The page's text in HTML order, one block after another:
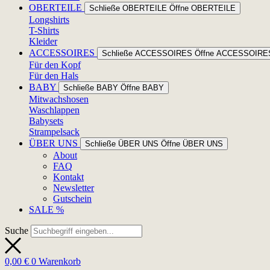
OBERTEILE
Schließe OBERTEILE Öffne OBERTEILE
Longshirts
T-Shirts
Kleider
ACCESSOIRES
Schließe ACCESSOIRES Öffne
Für den Kopf
Für den Hals
BABY
Schließe BABY Öffne BABY
Mitwachshosen
Waschlappen
Babysets
Strampelsack
ÜBER UNS
Schließe ÜBER UNS Öffne ÜBER UNS
About
FAQ
Kontakt
Newsletter
Gutschein
SALE %
Suche
0,00 € 0 Warenkorb